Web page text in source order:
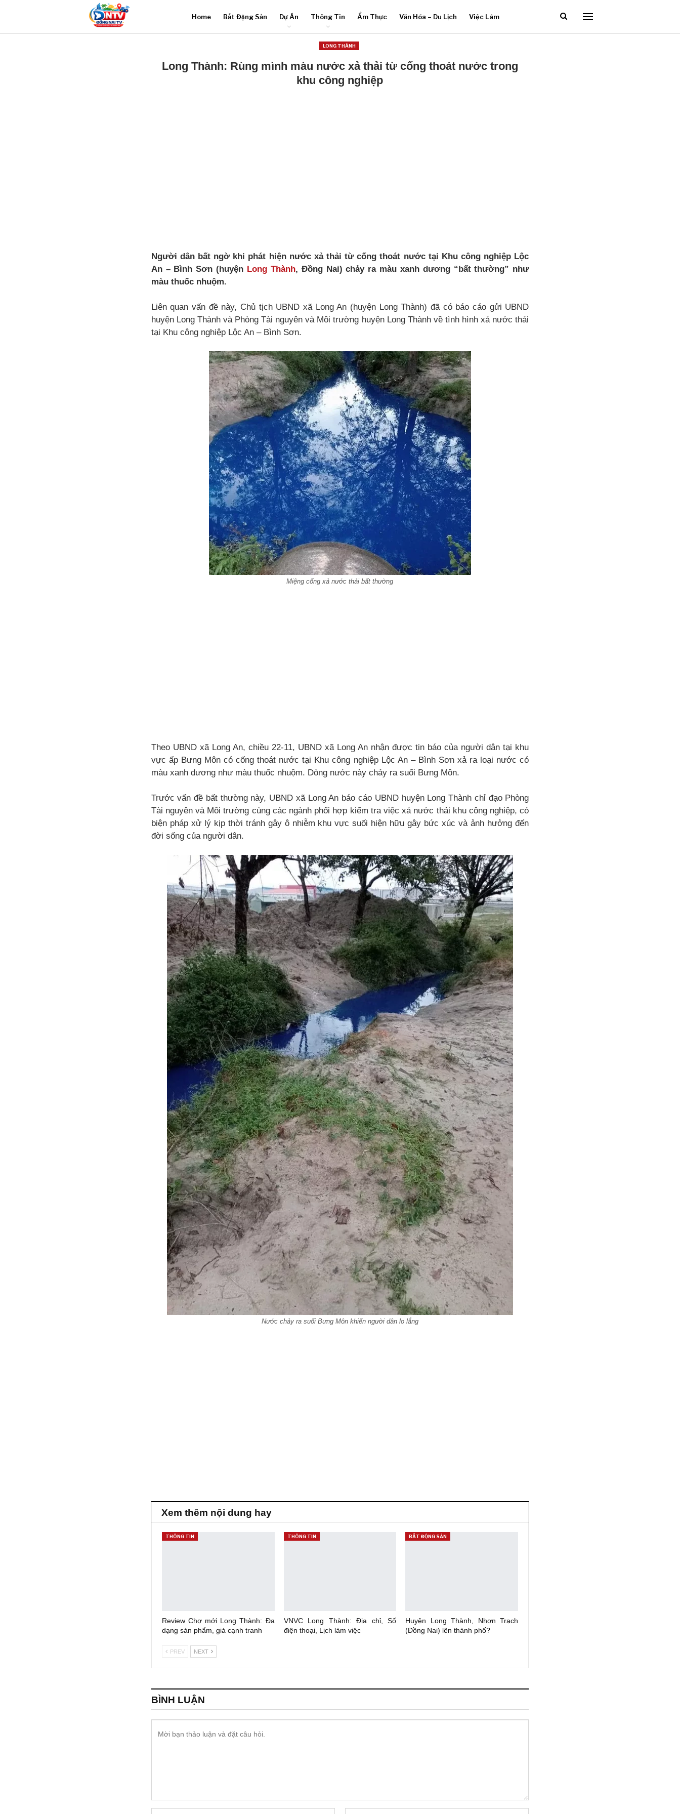
Home Bất Động Sản Dự Án Thông Tin Ẩm Thực Văn Hóa – Du Lịch Việc Làm
LONG THÀNH
Long Thành: Rùng mình màu nước xả thải từ cống thoát nước trong
khu công nghiệp
Người dân bất ngờ khi phát hiện nước xả thải từ cống thoát nước tại Khu công nghiệp Lộc
An – Bình Sơn (huyện Long Thành, Đồng Nai) chảy ra màu xanh dương “bất thường” như
màu thuốc nhuộm.
Liên quan vấn đề này, Chủ tịch UBND xã Long An (huyện Long Thành) đã có báo cáo gửi UBND
huyện Long Thành và Phòng Tài nguyên và Môi trường huyện Long Thành về tình hình xả nước thải
tại Khu công nghiệp Lộc An – Bình Sơn.
Miệng cống xả nước thải bất thường
Theo UBND xã Long An, chiều 22-11, UBND xã Long An nhận được tin báo của người dân tại khu
vực ấp Bưng Môn có cống thoát nước tại Khu công nghiệp Lộc An – Bình Sơn xả ra loại nước có
màu xanh dương như màu thuốc nhuộm. Dòng nước này chảy ra suối Bưng Môn.
Trước vấn đề bất thường này, UBND xã Long An báo cáo UBND huyện Long Thành chỉ đạo Phòng
Tài nguyên và Môi trường cùng các ngành phối hợp kiểm tra việc xả nước thải khu công nghiệp, có
biện pháp xử lý kịp thời tránh gây ô nhiễm khu vực suối hiện hữu gây bức xúc và ảnh hưởng đến
đời sống của người dân.
Nước chảy ra suối Bưng Môn khiến người dân lo lắng
Xem thêm nội dung hay
THÔNG TIN
Review Chợ mới Long Thành: Đa
dạng sản phẩm, giá cạnh tranh
THÔNG TIN
VNVC Long Thành: Địa chỉ, Số
điện thoại, Lịch làm việc
BẤT ĐỘNG SẢN
Huyện Long Thành, Nhơn Trạch
(Đồng Nai) lên thành phố?
PREV NEXT
BÌNH LUẬN